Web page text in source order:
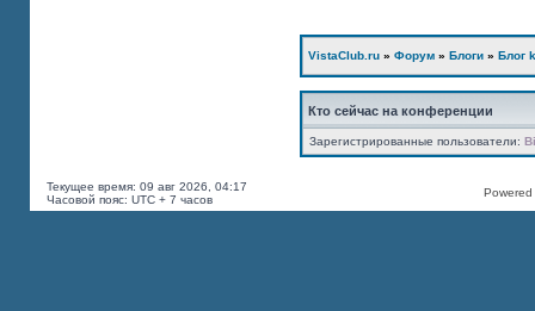
VistaClub.ru » Форум » Блоги » Блог
Кто сейчас на конференции
Зарегистрированные пользователи:
Текущее время: 09 авг 2026, 04:17
Часовой пояс: UTC + 7 часов